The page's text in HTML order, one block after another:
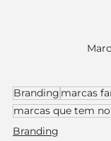
Branding marcas
marcas que tem
Branding